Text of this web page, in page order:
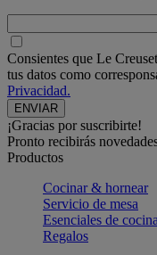
Consientes que Le
tus datos como
Privacidad.
¡Gracias por suscribirte!
Pronto recibirás
Productos
Cocinar & hornear
Servicio de mesa
Esenciales de cocina
Regalos